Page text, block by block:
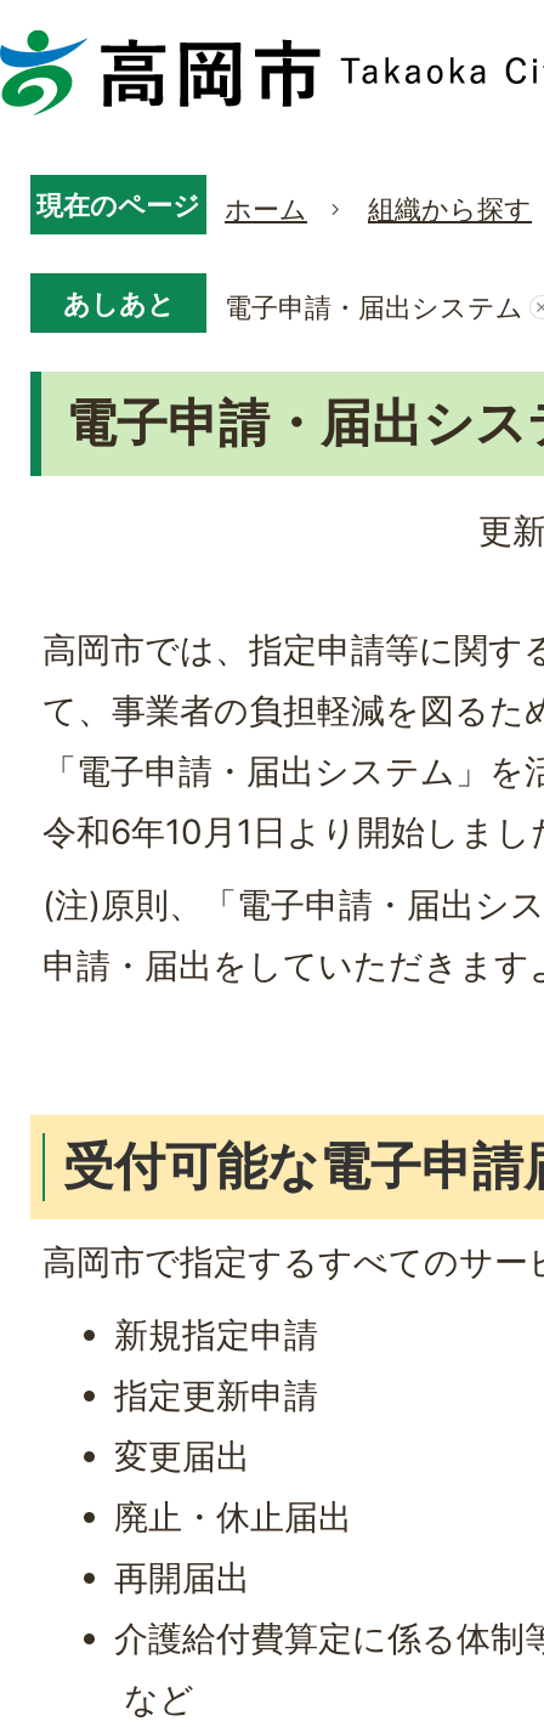
現在のページ ホーム 組織から探す
あしあと 電子申請・届出システム
電子申請・届出シス
更
高岡市では、指定申請等に関す
て、事業者の負担軽減を図るた
「電子申請・届出システム」
令和6年10月1日より開始しまし
(注)原則、「電子申請・届出シ
申請・届出をしていただきま
受付可能な電子申請
高岡市で指定するすべてのサー
新規指定申請
指定更新申請
変更届出
廃止・休止届出
再開届出
介護給付費算定に係る
など